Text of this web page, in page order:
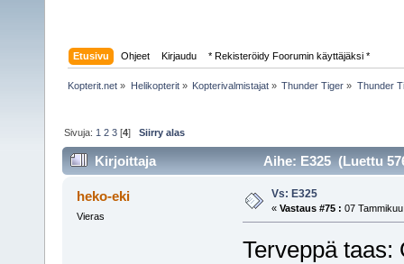
Etusivu Ohjeet Kirjaudu * Rekisteröidy Foorumin käyttäjäksi *
Kopterit.net » Helikopterit» Kopterivalmistajat» Thunder Tiger » Thunder
Sivuja: 1 2 3 [4]Siirry alas
Kirjoittaja Aihe: E325 (Luettu
heko-eki
Vieras
Vs: E325
« Vastaus #75 : 07
Terveppä taas: